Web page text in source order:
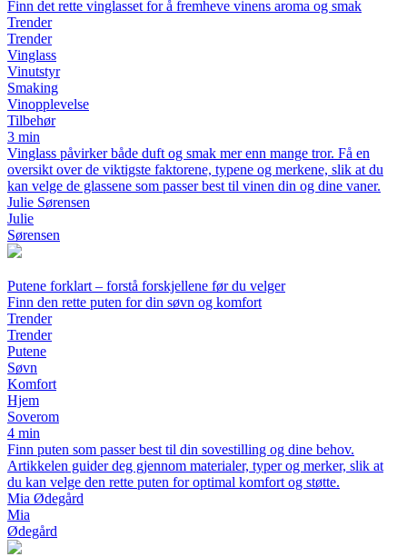
Finn det rette vinglasset for å fremheve vinens aroma og smak
Trender
Trender
Vinglass
Vinutstyr
Smaking
Vinopplevelse
Tilbehør
3 min
Vinglass påvirker både duft og smak mer enn mange tror. Få en
oversikt over de viktigste faktorene, typene og merkene, slik at du
kan velge de glassene som passer best til vinen din og dine vaner.
Julie Sørensen
Julie
Sørensen
Putene forklart – forstå forskjellene før du velger
Finn den rette puten for din søvn og komfort
Trender
Trender
Putene
Søvn
Komfort
Hjem
Soverom
4 min
Finn puten som passer best til din sovestilling og dine behov.
Artikkelen guider deg gjennom materialer, typer og merker, slik at
du kan velge den rette puten for optimal komfort og støtte.
Mia Ødegård
Mia
Ødegård